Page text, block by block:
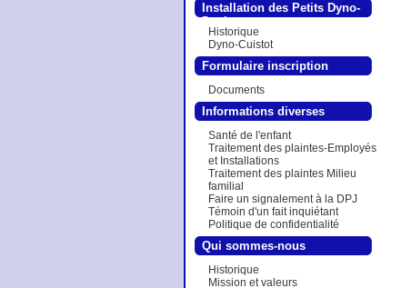
Installation des Petits Dyno-
Denis
Historique
Dyno-Cuistot
Formulaire inscription
Documents
Informations diverses
Santé de l'enfant
Traitement des plaintes-Employés
et Installations
Traitement des plaintes Milieu
familial
Faire un signalement à la DPJ
Témoin d'un fait inquiétant
Politique de confidentialité
Qui sommes-nous
Historique
Mission et valeurs